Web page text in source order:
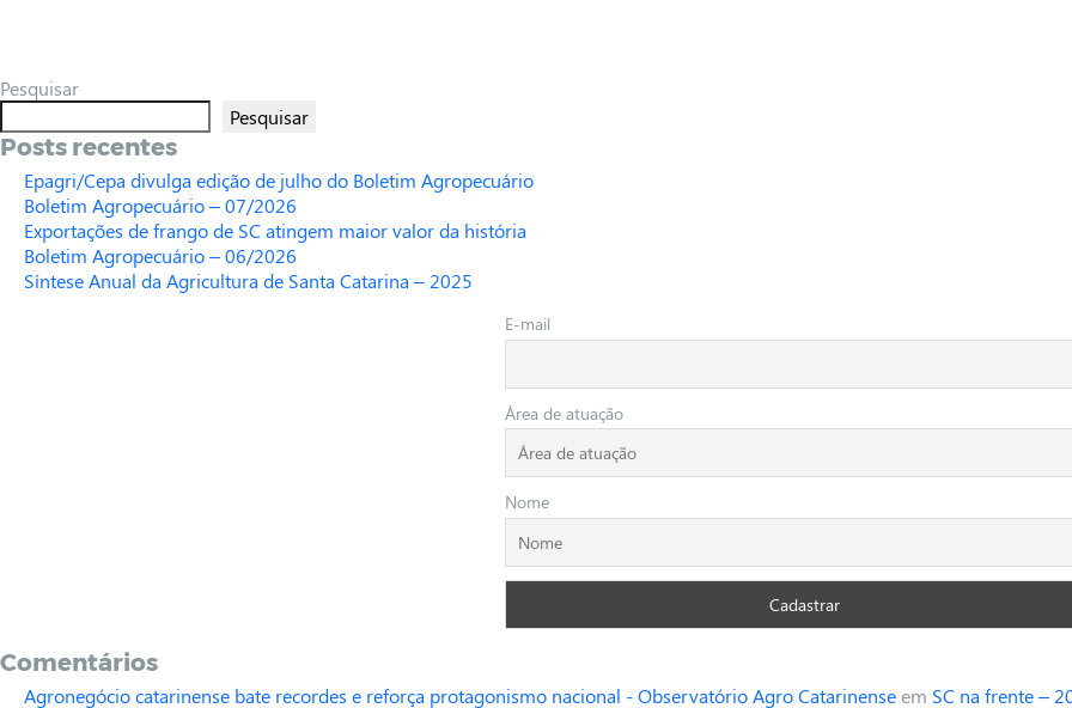
Pesquisar
Pesquisar
Posts recentes
Epagri/Cepa divulga edição de julho do Boletim Agropecuário
Boletim Agropecuário – 07/2026
Exportações de frango de SC atingem maior valor da história
Boletim Agropecuário – 06/2026
Síntese Anual da Agricultura de Santa Catarina – 2025
E-mail
Área de atuação
Nome
Comentários
Agronegócio catarinense bate recordes e reforça protagonismo nacional - Observatório Agro Catarinenseem SC na frente –